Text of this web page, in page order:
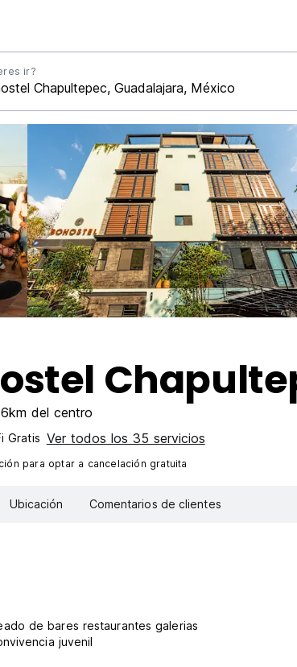
ir?
del centro
Gratis Ver todos los 35 servicios
para optar a cancelación gratuita
Ubicación Comentarios de clientes
de bares restaurantes galerias
juvenil